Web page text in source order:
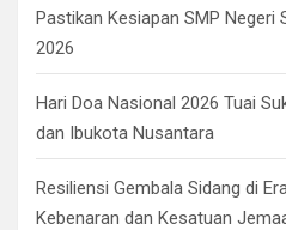
Pastikan Kesiapan SMP Negeri
2026
Hari Doa Nasional 2026 Tuai
dan Ibukota Nusantara
Resiliensi Gembala Sidang di
Kebenaran dan Kesatuan